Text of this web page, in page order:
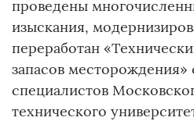
проведены
изыскания,
переработан
запасов месторождения»
специалистов
технического